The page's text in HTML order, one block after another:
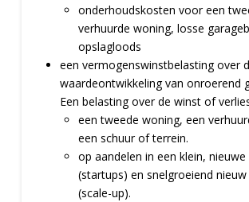
onderhoudskosten voor een
verhuurde woning, losse
opslagloods
een vermogenswinstbelasting over
waardeontwikkeling van onroerend
Een belasting over de winst of
een tweede woning, een
een schuur of terrein.
op aandelen in een klein,
(startups) en snelgroeiend
(scale-up).